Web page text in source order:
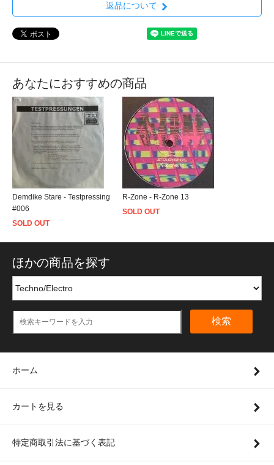
返品について
あなたにおすすめの商品
Demdike Stare - Testpressing
#006
SOLD OUT
R-Zone - R-Zone 13
SOLD OUT
ほかの商品を探す
検索
ホーム
カートを見る
特定商取引法に基づく表記